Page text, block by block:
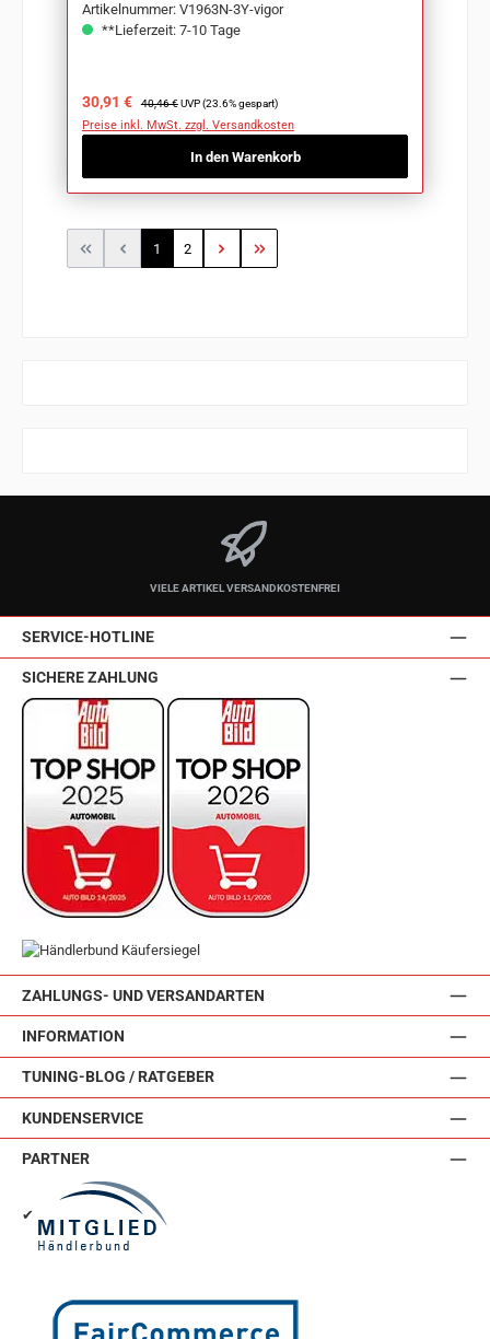
Artikelnummer: V1963N-3Y-vigor
**Lieferzeit: 7-10 Tage
Verkaufspreis:
30,91 € Regulärer Preis:
40,46 € UVP (23.6% gespart)
Preise inkl. MwSt. zzgl. Versandkosten
In den Warenkorb
Seite
1 Seite
2
VIELE ARTIKEL VERSANDKOSTENFREI
SERVICE-HOTLINE
ZAHLUNGS- UND VERSANDARTEN
INFORMATION
TUNING-BLOG / RATGEBER
KUNDENSERVICE
SICHERE ZAHLUNG
PARTNER
✔